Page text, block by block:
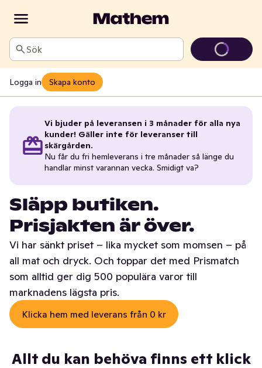
Sök
Logga in Skapa konto
Vi bjuder på leveransen i 3 månader för alla nya
kunder! Gäller inte för leveranser till
skärgården.
Nu får du fri hemleverans i tre månader så länge du
handlar minst varannan vecka. Smidigt va?
Släpp butiken.
Prisjakten är över.
Vi har sänkt priset – lika mycket som momsen – på
all mat och dryck. Och toppar det med Prismatch
som alltid ger dig 500 populära varor till
marknadens lägsta pris.
Klicka hem med leverans från 0 kr
Allt du kan behöva finns ett klick